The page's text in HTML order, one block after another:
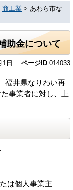
商工業 > あわら市な
助金について
1日｜ ページID 014033
福井県なりわい再
事業者に対し、上
は個人事業主